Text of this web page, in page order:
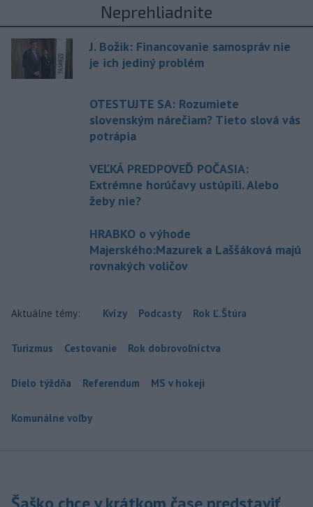
Neprehliadnite
J. Božik: Financovanie samospráv nie
je ich jediný problém
OTESTUJTE SA: Rozumiete
slovenským nárečiam? Tieto slová vás
potrápia
VEĽKÁ PREDPOVEĎ POČASIA:
Extrémne horúčavy ustúpili. Alebo
žeby nie?
HRABKO o výhode
Majerského:Mazurek a Laššáková majú
rovnakých voličov
Aktuálne témy: Kvízy Podcasty Rok Ľ.Štúra
Turizmus Cestovanie Rok dobrovoľníctva
Dielo týždňa Referendum MS v hokeji
Komunálne voľby